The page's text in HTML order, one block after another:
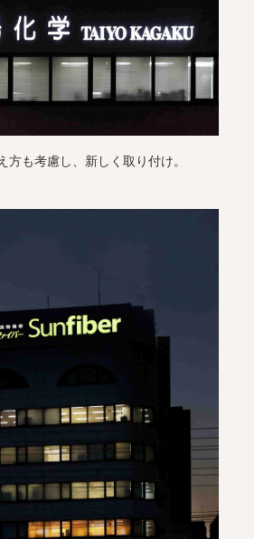
方も考慮し、新しく取り付け。